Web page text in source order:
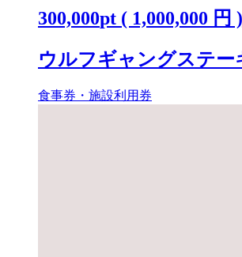
300,000pt ( 1,000,000 円 )
ウルフギャングステー
食事券・施設利用券